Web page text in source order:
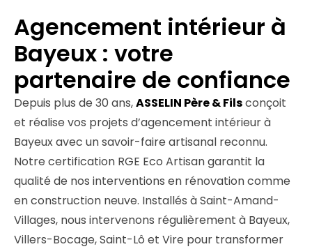
Agencement intérieur à
Bayeux : votre
partenaire de confiance
Depuis plus de 30 ans,ASSELIN Père & Filsconçoit
et réalise vos projets d’agencement intérieur à
Bayeux avec un savoir-faire artisanal reconnu.
Notre certification RGE Eco Artisan garantit la
qualité de nos interventions en rénovation comme
en construction neuve. Installés à Saint-Amand-
Villages, nous intervenons régulièrement à Bayeux,
Villers-Bocage, Saint-Lô et Vire pour transformer